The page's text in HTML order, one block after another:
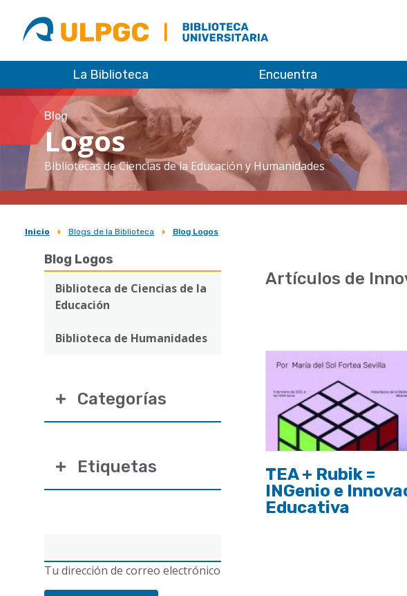
ULPGC
Biblioteca
ULPGC
La Biblioteca Encuentra
Blog
Logos
Bibliotecas de Ciencias de la Educación y Humanidades
Sobrescribir
enlaces
ayuda
navegación
Inicio Blogs de la Biblioteca Blog Logos
Blog Logos
Biblioteca de Ciencias de la
Educación
Biblioteca de Humanidades
electrónico
Tu dirección de correo electrónico
Categorías
Etiquetas
Artículos de
TEA + Rubik =
INGenio e
Educativa